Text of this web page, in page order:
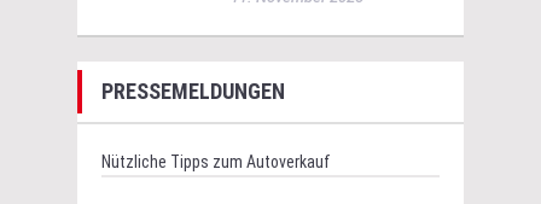
PRESSEMELDUNGEN
Nützliche Tipps zum Autoverkauf